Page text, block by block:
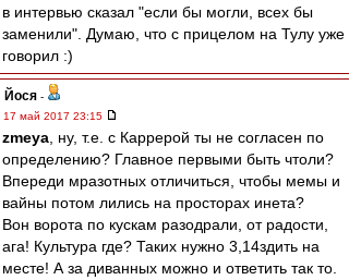
в интервью сказал "если бы могли, всех бы
заменили". Думаю, что с прицелом на Тулу уже
говорил :)
Йося -
17 май 2017 23:15
zmeya , ну, т.е. с Каррерой ты не согласен по
определению? Главное первыми быть чтоли?
Впереди мразотных отличиться, чтобы мемы и
вайны потом лились на просторах инета?
Вон ворота по кускам разодрали, от радости,
ага! Культура где? Таких нужно 3,14здить на
месте! А за диванных можно и ответить так то.